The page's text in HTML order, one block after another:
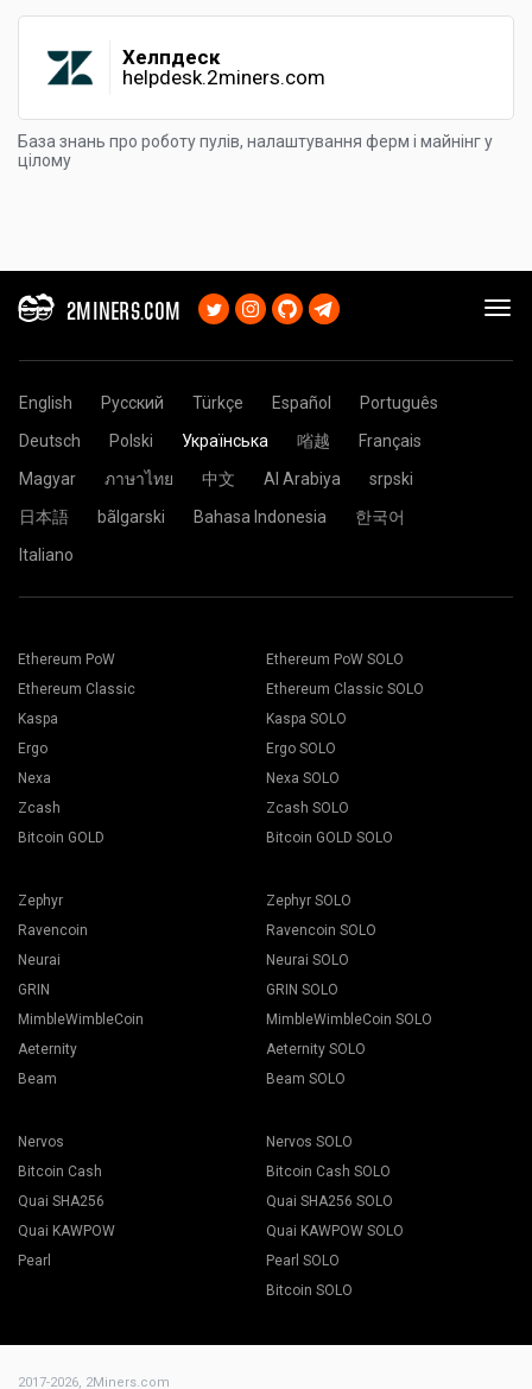
Хелпдеск
helpdesk.2miners.com
База знань про роботу пулів, налаштування ферм і майнінг у
цілому
2MINERS.COM
English Русский Türkçe Español
Português
Deutsch
Polski Українська 㗂越
Français
Magyar
ภาษาไทย 中文 Al Arabiya
srpski
日本語
bãlgarski Bahasa Indonesia
한국어
Italiano
Ethereum PoW
Ethereum Classic
Kaspa
Ergo
Nexa
Zcash
Bitcoin GOLD
Ethereum PoW SOLO
Ethereum Classic SOLO
Kaspa SOLO
Ergo SOLO
Nexa SOLO
Zcash SOLO
Bitcoin GOLD SOLO
Zephyr
Ravencoin
Neurai
GRIN
MimbleWimbleCoin
Aeternity
Beam
Zephyr SOLO
Ravencoin SOLO
Neurai SOLO
GRIN SOLO
MimbleWimbleCoin SOLO
Aeternity SOLO
Beam SOLO
Nervos
Bitcoin Cash
Quai SHA256
Quai KAWPOW
Pearl
Nervos SOLO
Bitcoin Cash SOLO
Quai SHA256 SOLO
Quai KAWPOW SOLO
Pearl SOLO
Bitcoin SOLO
2017-2026, 2Miners.com